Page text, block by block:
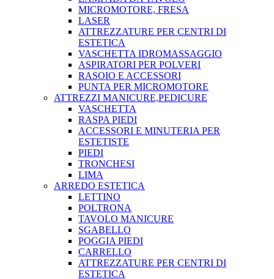
MICROMOTORE, FRESA
LASER
ATTREZZATURE PER CENTRI DI
ESTETICA
VASCHETTA IDROMASSAGGIO
ASPIRATORI PER POLVERI
RASOIO E ACCESSORI
PUNTA PER MICROMOTORE
ATTREZZI MANICURE,PEDICURE
VASCHETTA
RASPA PIEDI
ACCESSORI E MINUTERIA PER
ESTETISTE
PIEDI
TRONCHESI
LIMA
ARREDO ESTETICA
LETTINO
POLTRONA
TAVOLO MANICURE
SGABELLO
POGGIA PIEDI
CARRELLO
ATTREZZATURE PER CENTRI DI
ESTETICA